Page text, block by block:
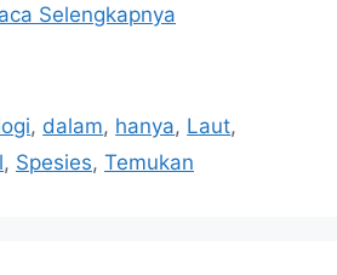
Selengkapnya
, dalam, hanya, Laut,
, Spesies, Temukan